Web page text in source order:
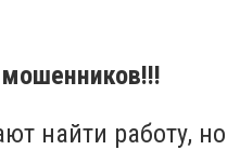
мошенников!!!
найти работу, но